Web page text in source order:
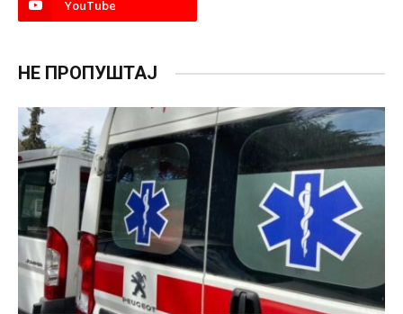
YouTube
НЕ ПРОПУШТАЈ